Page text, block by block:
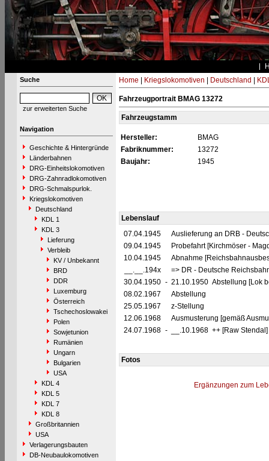
Suche
zur erweiterten Suche
Navigation
Geschichte & Hintergründe
Länderbahnen
DRG-Einheitslokomotiven
DRG-Zahnradlokomotiven
DRG-Schmalspurlok.
Kriegslokomotiven
Deutschland
KDL 1
KDL 3
Lieferung
Verbleib
KV / Unbekannt
BRD
DDR
Luxemburg
Österreich
Tschechoslowakei
Polen
Sowjetunion
Rumänien
Ungarn
Bulgarien
USA
KDL 4
KDL 5
KDL 7
KDL 8
Großbritannien
USA
Verlagerungsbauten
DB-Neubaulokomotiven
Home Kriegslokomotiven Deutschland
Fahrzeugportrait BMAG 13272
Fahrzeugstamm
Hersteller:
BMAG
Fabriknummer:
13272
Baujahr:
1945
Lebenslauf
07.04.1945
Auslieferung an DRB -
09.04.1945
Probefahrt [Kirchmöser -
10.04.1945
Abnahme
__.__.194x
=> DR - Deutsche
30.04.1950 - 21.10.1950 Abstellung [Lok
08.02.1967
Abstellung
25.05.1967
z-Stellung
12.06.1968
Ausmusterung [gemäß
24.07.1968 - __.10.1968 ++ [Raw
Fotos
Ergänzungen zum